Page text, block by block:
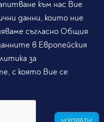
към нас Вие
данни, които ние
съгласно Общия
в Европейския
за
с която Вие се